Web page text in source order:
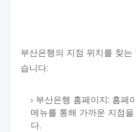
부산은행의 지점 위치를 찾
습니다:
부산은행 홈페이지: 홈페
메뉴를 통해 가까운 지점
다.